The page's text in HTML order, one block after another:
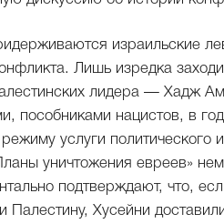
израильские
Лишь изредка
лидера — Хадж
пособниками нацистов, в
услуги политического
уничтожения евреев»
подтверждают, что,
Палестину, Хусейни